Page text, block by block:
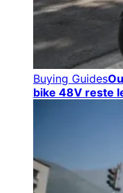
Buying Guides
bike 48V reste